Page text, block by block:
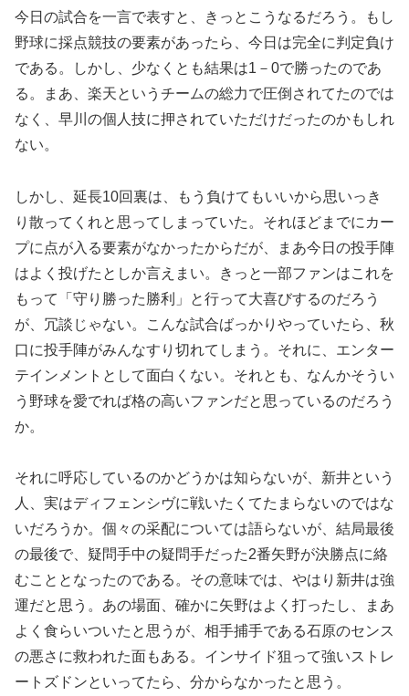
今日の試合を一言で表すと、きっとこうなるだろう。もし
野球に採点競技の要素があったら、今日は完全に判定負け
である。しかし、少なくとも結果は1－0で勝ったのであ
る。まあ、楽天というチームの総力で圧倒されてたのでは
なく、早川の個人技に押されていただけだったのかもしれ
ない。
しかし、延長10回裏は、もう負けてもいいから思いっき
り散ってくれと思ってしまっていた。それほどまでにカー
プに点が入る要素がなかったからだが、まあ今日の投手陣
はよく投げたとしか言えまい。きっと一部ファンはこれを
もって「守り勝った勝利」と行って大喜びするのだろう
が、冗談じゃない。こんな試合ばっかりやっていたら、秋
口に投手陣がみんなすり切れてしまう。それに、エンター
テインメントとして面白くない。それとも、なんかそうい
う野球を愛でれば格の高いファンだと思っているのだろう
か。
それに呼応しているのかどうかは知らないが、新井という
人、実はディフェンシヴに戦いたくてたまらないのではな
いだろうか。個々の采配については語らないが、結局最後
の最後で、疑問手中の疑問手だった2番矢野が決勝点に絡
むこととなったのである。その意味では、やはり新井は強
運だと思う。あの場面、確かに矢野はよく打ったし、まあ
よく食らいついたと思うが、相手捕手である石原のセンス
の悪さに救われた面もある。インサイド狙って強いストレ
ートズドンといってたら、分からなかったと思う。